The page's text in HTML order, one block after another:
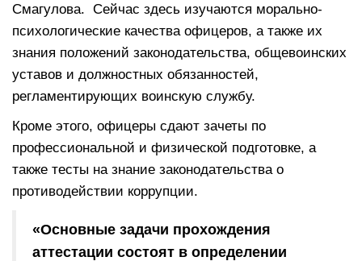
Смагулова. Сейчас здесь изучаются морально-
психологические качества офицеров, а также их
знания положений законодательства, общевоинских
уставов и должностных обязанностей,
регламентирующих воинскую службу.
Кроме этого, офицеры сдают зачеты по
профессиональной и физической подготовке, а
также тесты на знание законодательства о
противодействии коррупции.
«Основные задачи прохождения
аттестации состоят в определении